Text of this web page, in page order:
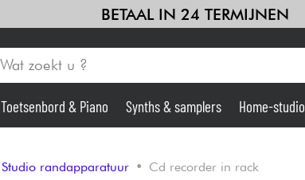
BETAAL IN 24 TERMIJNEN
Toetsenbord & Piano Synths & samplers Home-studio
Studio randapparatuur • Cd recorder in rack